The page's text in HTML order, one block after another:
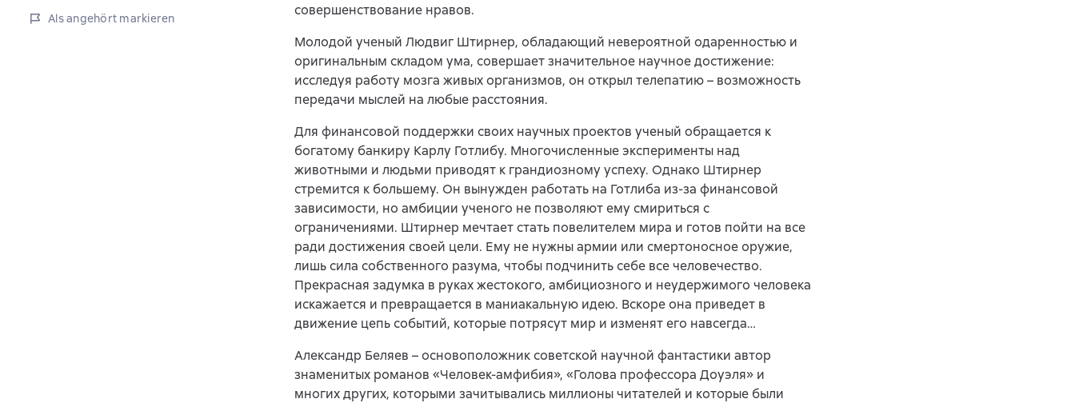
Als angehört markieren
совершенствование нравов.
Молодой ученый Людвиг Штирнер, обладающий невероятной одаренностью и
оригинальным складом ума, совершает значительное научное достижение:
исследуя работу мозга живых организмов, он открыл телепатию – возможность
передачи мыслей на любые расстояния.
Для финансовой поддержки своих научных проектов ученый обращается к
богатому банкиру Карлу Готлибу. Многочисленные эксперименты над
животными и людьми приводят к грандиозному успеху. Однако Штирнер
стремится к большему. Он вынужден работать на Готлиба из-за финансовой
зависимости, но амбиции ученого не позволяют ему смириться с
ограничениями. Штирнер мечтает стать повелителем мира и готов пойти на все
ради достижения своей цели. Ему не нужны армии или смертоносное оружие,
лишь сила собственного разума, чтобы подчинить себе все человечество.
Прекрасная задумка в руках жестокого, амбициозного и неудержимого человека
искажается и превращается в маниакальную идею. Вскоре она приведет в
движение цепь событий, которые потрясут мир и изменят его навсегда…
Александр Беляев – основоположник советской научной фантастики автор
знаменитых романов «Человек-амфибия», «Голова профессора Доуэля» и
многих других, которыми зачитывались миллионы читателей и которые были